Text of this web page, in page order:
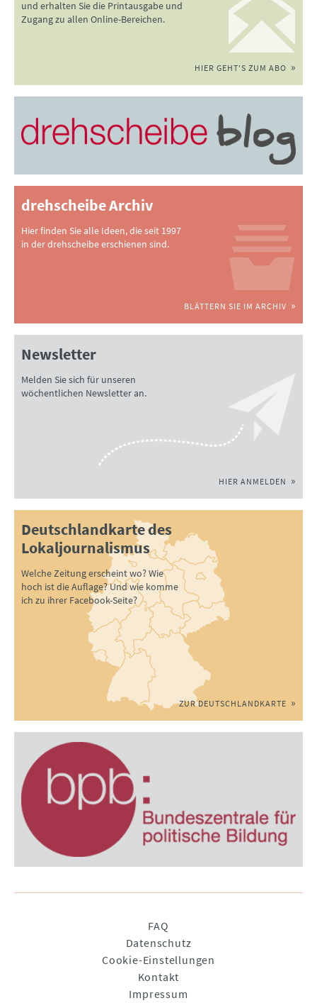
und erhalten Sie die Printausgabe und
Zugang zu allen Online-Bereichen.
HIER GEHT'S ZUM ABO
drehscheibe Archiv
Hier finden Sie alle Ideen, die seit 1997
in der drehscheibe erschienen sind.
BLÄTTERN SIE IM ARCHIV
Newsletter
Melden Sie sich für unseren
wöchentlichen Newsletter an.
HIER ANMELDEN
Deutschlandkarte des
Lokaljournalismus
Welche Zeitung erscheint wo? Wie
hoch ist die Auflage? Und wie komme
ich zu ihrer Facebook-Seite?
ZUR DEUTSCHLANDKARTE
FAQ
Datenschutz
Cookie-Einstellungen
Kontakt
Impressum